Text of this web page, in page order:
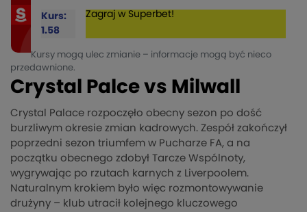
Kurs:
1.58
Zagraj w Superbet!
Kursy mogą ulec zmianie – informacje mogą być nieco
przedawnione.
Crystal Palce vs Milwall
Crystal Palace rozpoczęło obecny sezon po dość
burzliwym okresie zmian kadrowych. Zespół zakończył
poprzedni sezon triumfem w Pucharze FA, a na
początku obecnego zdobył Tarcze Wspólnoty,
wygrywając po rzutach karnych z Liverpoolem.
Naturalnym krokiem było więc rozmontowywanie
drużyny – klub utracił kolejnego kluczowego